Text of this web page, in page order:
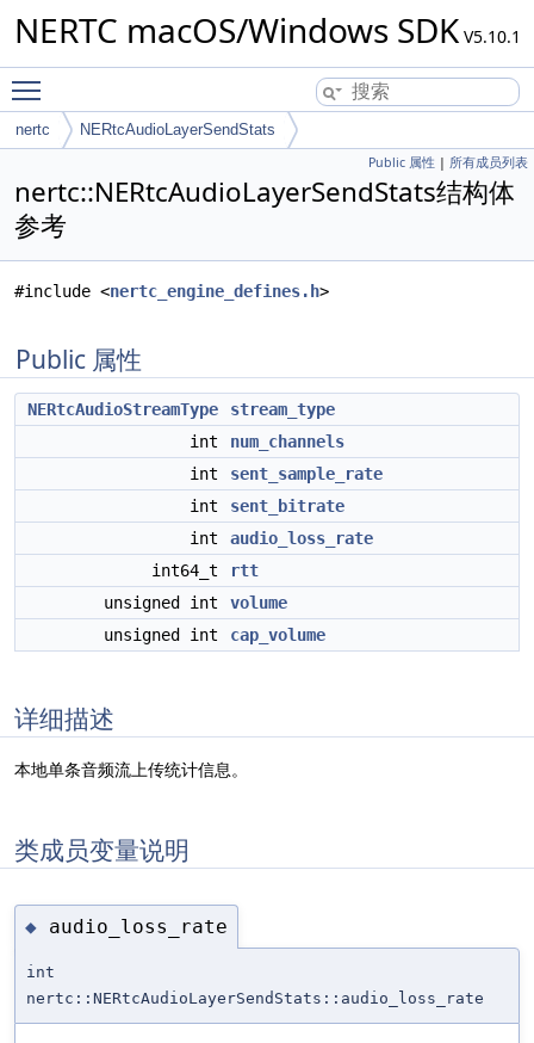
NERTC macOS/Windows SDK V5.10.1
nertc NERtcAudioLayerSendStats
Public 属性 | 所有成员列表
nertc::NERtcAudioLayerSendStats结构体
参考
#include <nertc_engine_defines.h>
Public 属性
NERtcAudioStreamType
stream_type
int
num_channels
int
sent_sample_rate
int
sent_bitrate
int
audio_loss_rate
int64_t
rtt
unsigned int
volume
unsigned int
cap_volume
详细描述
本地单条音频流上传统计信息。
类成员变量说明
◆ audio_loss_rate
int
nertc::NERtcAudioLayerSendStats::audio_loss_rate